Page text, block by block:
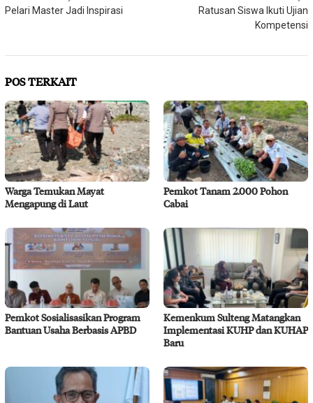
pos
Pelari Master Jadi Inspirasi
Ratusan Siswa Ikuti Ujian
Kompetensi
POS TERKAIT
Warga Temukan Mayat
Mengapung di Laut
Pemkot Tanam 2.000 Pohon
Cabai
Pemkot Sosialisasikan Program
Bantuan Usaha Berbasis APBD
Kemenkum Sulteng Matangkan
Implementasi KUHP dan KUHAP
Baru